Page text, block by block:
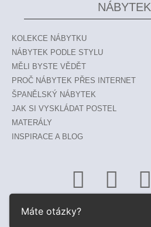
NÁBYTEK
KOLEKCE NÁBYTKU
NÁBYTEK PODLE STYLU
MĚLI BYSTE VĚDĚT
PROČ NÁBYTEK PŘES INTERNET
ŠPANĚLSKÝ NÁBYTEK
JAK SI VYSKLÁDAT POSTEL
MATERÁLY
INSPIRACE A BLOG
© 2026 ESTILA ® |
Máte otázky?